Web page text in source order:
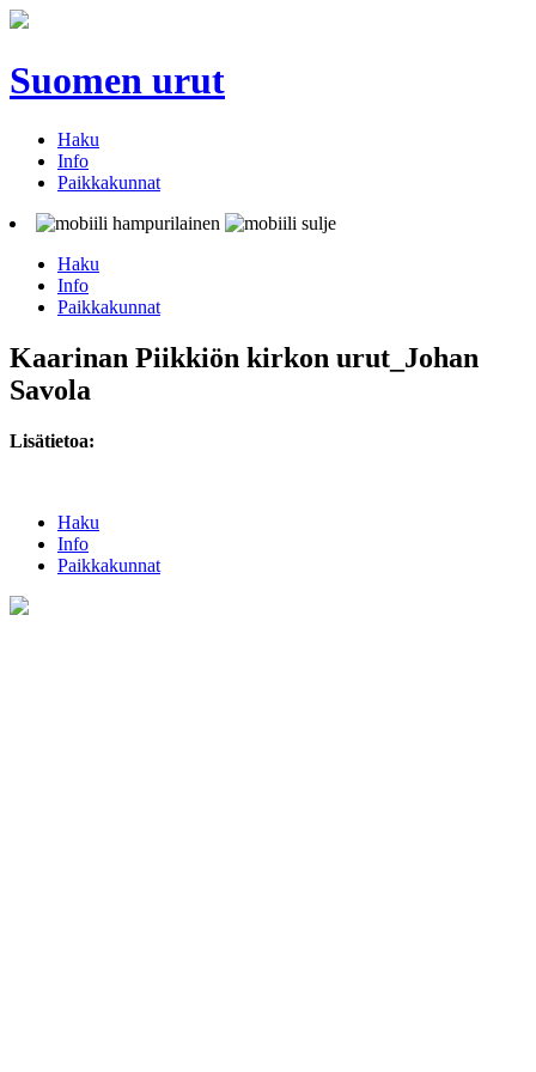
Suomen urut
Haku
Info
Paikkakunnat
Haku
Info
Paikkakunnat
Kaarinan Piikkiön kirkon urut_Johan
Savola
Lisätietoa:
Haku
Info
Paikkakunnat